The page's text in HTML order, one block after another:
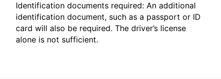
Identification documents required: An additional
identification document, such as a passport or ID
card will also be required. The driver’s license
alone is not sufficient.